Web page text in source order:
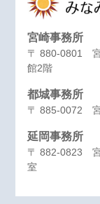
宮崎事務所
〒 880-0801 宮
館2階
都城事務所
〒 885-0072
延岡事務所
〒 882-0823
室